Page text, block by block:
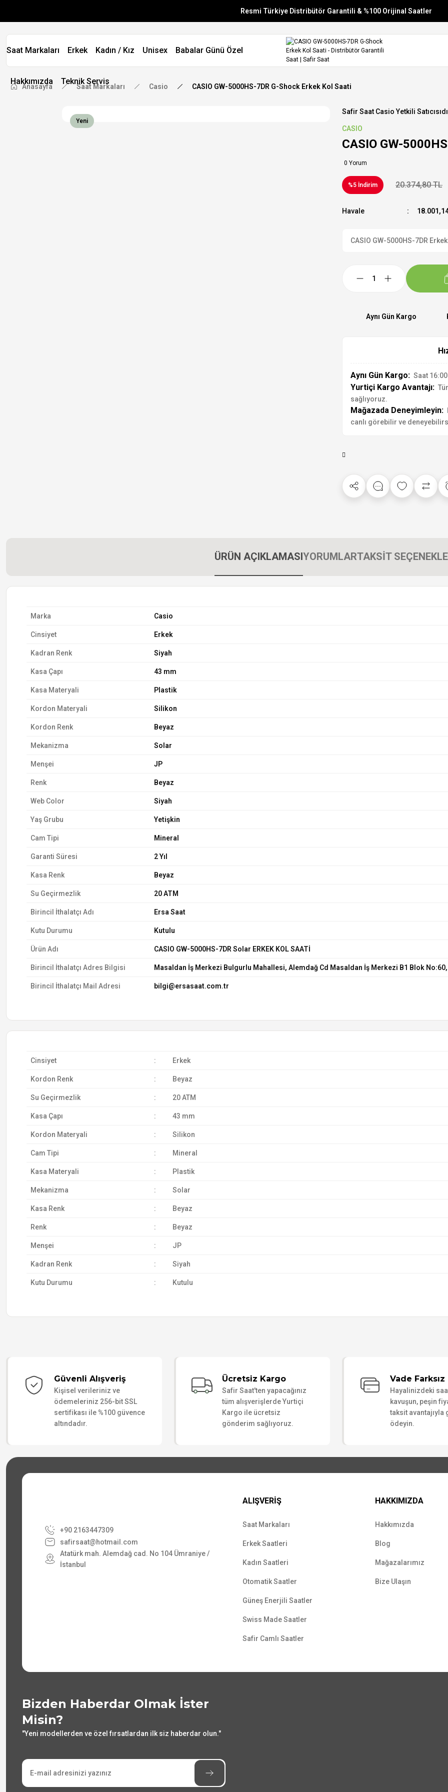
Resmi Türkiye Distribütör Garantili & %100 Orijinal Saatler
Vade Farksız 6 Taksit
Aynı Gün Stoktan Gönderim
Saat Markaları Erkek Kadın / Kız Unisex Babalar Günü Özel
Hakkımızda Teknik Servis
Anasayfa Saat Markaları Casio CASIO GW-5000HS-7DR G-Shock Erkek Kol Saati
Yeni
Safir Saat Casio Yetkili
CASIO
CASIO GW-
0 Yorum
%5 İndirim 20.374,80 TL
Havale
CASIO GW-5000HS-7DR
Aynı Gün Kargo
Aynı Gün Kargo: Saat
Yurtiçi Kargo Avantajı:
sağlıyoruz.
Mağazada Deneyimleyin:
canlı görebilir ve
ÜRÜN AÇIKLAMASIYORUMLARTAKSİT
Marka Casio
Cinsiyet Erkek
Kadran Renk Siyah
Kasa Çapı 43 mm
Kasa Materyali Plastik
Kordon Materyali Silikon
Kordon Renk Beyaz
Mekanizma Solar
Menşei JP
Renk Beyaz
Web Color Siyah
Yaş Grubu Yetişkin
Cam Tipi Mineral
Garanti Süresi 2 Yıl
Kasa Renk Beyaz
Su Geçirmezlik 20 ATM
Birincil İthalatçı Adı Ersa Saat
Kutu Durumu Kutulu
Ürün Adı CASIO GW-5000HS-7DR Solar ERKEK KOL SAATİ
Birincil İthalatçı Adres Bilgisi Masaldan İş Merkezi Bulgurlu Mahallesi, Alemdağ Cd Masaldan İş Merkezi B1 Blok
Birincil İthalatçı Mail Adresi bilgi@ersasaat.com.tr
Cinsiyet : Erkek
Kordon Renk : Beyaz
Su Geçirmezlik : 20 ATM
Kasa Çapı : 43 mm
Kordon Materyali : Silikon
Cam Tipi : Mineral
Kasa Materyali : Plastik
Mekanizma : Solar
Kasa Renk : Beyaz
Renk : Beyaz
Menşei : JP
Kadran Renk : Siyah
Kutu Durumu : Kutulu
Güvenli Alışveriş
Kişisel verileriniz ve
ödemeleriniz 256-bit SSL
sertifikası ile %100 güvence
altındadır.
Ücretsiz Kargo
Safir Saat'ten yapacağınız
tüm alışverişlerde Yurtiçi
Kargo ile ücretsiz
gönderim sağlıyoruz.
Vade
Hayalinizdeki
kavuşun, peşin
taksit avantajıyla
ödeyin.
+90 2163447309
safirsaat@hotmail.com
Atatürk mah. Alemdağ cad. No 104 Ümraniye /
İstanbul
ALIŞVERİŞ
Saat Markaları
Erkek Saatleri
Kadın Saatleri
Otomatik Saatler
Güneş Enerjili Saatler
Swiss Made Saatler
Safir Camlı Saatler
HAKKIMIZDA
Hakkımızda
Blog
Mağazalarımız
Bize Ulaşın
Bizden Haberdar Olmak İster
Misin?
"Yeni modellerden ve özel fırsatlardan ilk siz haberdar olun."